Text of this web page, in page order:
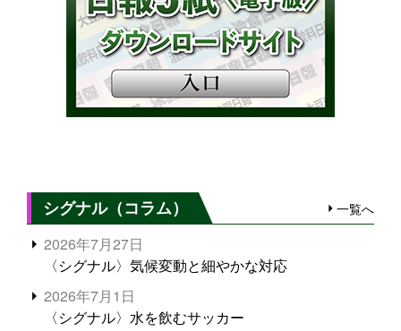
シグナル（コラム） 一覧へ
2026年7月27日
〈シグナル〉気候変動と細やかな対応
2026年7月1日
〈シグナル〉水を飲むサッカー